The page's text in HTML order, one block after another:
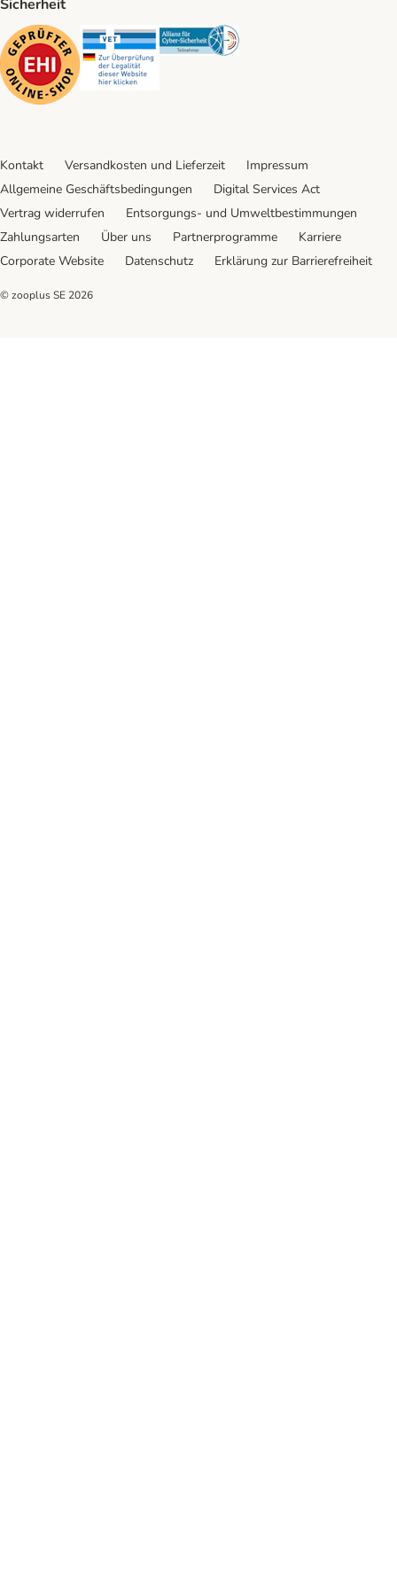
Sicherheit
Security Security Security
Kontakt Versandkosten und Lieferzeit
Impressum
Allgemeine Geschäftsbedingungen
Digital Services Act
Vertrag widerrufen
Entsorgungs- und Umweltbestimmungen
Zahlungsarten
Über uns Partnerprogramme
Karriere
Corporate Website
Datenschutz Erklärung zur Barrierefreiheit
© zooplus SE 2026